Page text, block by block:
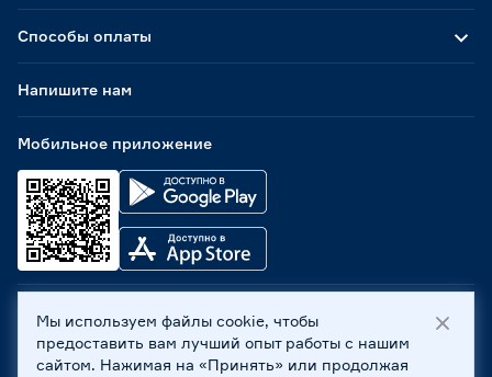
Способы оплаты
Мобильное приложение
Напишите нам
ООО «Бауцентр Рус» 2004 -2026, 236029, г. Калининград,
ул. А.Невского, 205. ИНН 7702596813, КПП 390601001 ©
Все права защищены
Мы используем файлы cookie, чтобы
предоставить вам лучший опыт работы с нашим
сайтом. Нажимая на «Принять» или продолжая